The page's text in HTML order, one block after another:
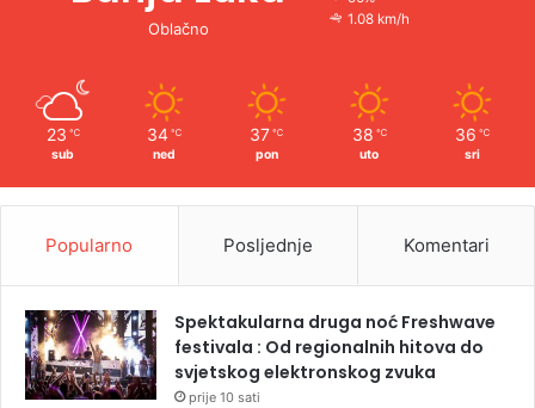
Oblačno
1.08 km/h
23 ℃
sub
34 ℃
ned
37 ℃
pon
38 ℃
uto
36 ℃
sri
Popularno Posljednje Komentari
Spektakularna druga noć Freshwave
festivala : Od regionalnih hitova do
svjetskog elektronskog zvuka
prije 10 sati